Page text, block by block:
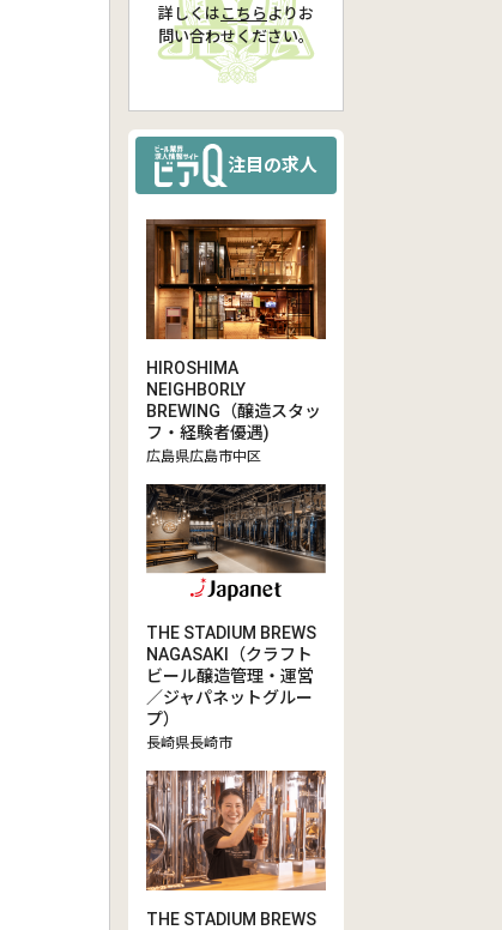
詳しくは こちらより お
問い合わせください。
注目の求人
HIROSHIMA
NEIGHBORLY
BREWING（醸造スタッ
フ・経験者優遇)
広島県広島市中区
THE STADIUM BREWS
NAGASAKI（クラフト
ビール醸造管理・運営
／ジャパネットグルー
プ）
長崎県長崎市
THE STADIUM BREWS